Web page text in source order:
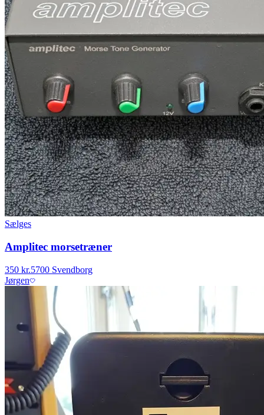
Sælges
Amplitec morsetræner
350 kr.5700 Svendborg
Jørgen